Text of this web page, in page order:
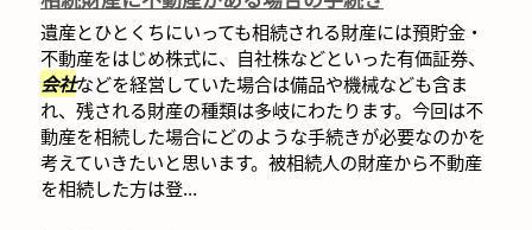
遺産とひとくちにいっても相続される財産には預貯金・
不動産をはじめ株式に、自社株などといった有価証券、
会社などを経営していた場合は備品や機械なども含ま
れ、残される財産の種類は多岐にわたります。今回は不
動産を相続した場合にどのような手続きが必要なのかを
考えていきたいと思います。被相続人の財産から不動産
を相続した方は登...